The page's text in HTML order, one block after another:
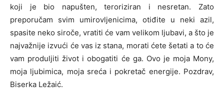
koji je bio napušten, teroriziran i nesretan. Zato
preporučam svim umirovljenicima, otiđite u neki azil,
spasite neko siroče, vratiti će vam velikom ljubavi, a što je
najvažnije izvući će vas iz stana, morati ćete šetati a to će
vam produljiti život i obogatiti će ga. Ovo je moja Mony,
moja ljubimica, moja sreća i pokretač energije. Pozdrav,
Biserka Ležaić.